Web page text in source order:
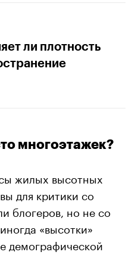
ли плотность
многоэтажек?
жилых высотных
для критики со
блогеров, но не со
«высотки»
демографической